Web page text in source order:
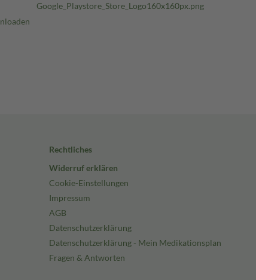
Rechtliches
Widerruf erklären
Cookie-Einstellungen
Impressum
AGB
Datenschutzerklärung
Datenschutzerklärung - Mein Medikationsplan
Fragen & Antworten